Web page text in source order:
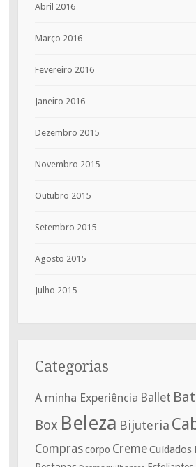
Abril 2016
Março 2016
Fevereiro 2016
Janeiro 2016
Dezembro 2015
Novembro 2015
Outubro 2015
Setembro 2015
Agosto 2015
Julho 2015
Categorias
A minha Experiência Ballet
Box Beleza Bijuteria
Comprascorpo CremeCuidados